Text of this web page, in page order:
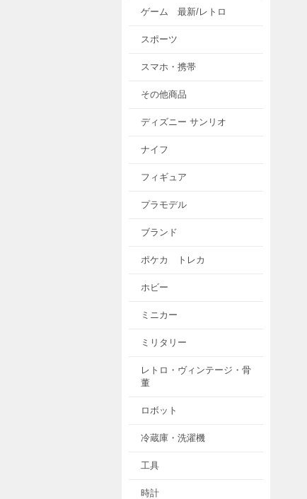
ゲーム 最新/レトロ
スポーツ
スマホ・携帯
その他商品
ディズニー サンリオ
ナイフ
フィギュア
プラモデル
ブランド
ポケカ トレカ
ホビー
ミニカー
ミリタリー
レトロ・ヴィンテージ・骨
董
ロボット
冷蔵庫・洗濯機
工具
時計